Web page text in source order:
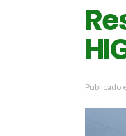
Publicado